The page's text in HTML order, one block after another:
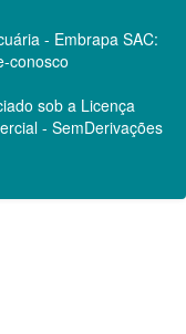
- Embrapa SAC:
conosco
sob a Licença
- SemDerivações